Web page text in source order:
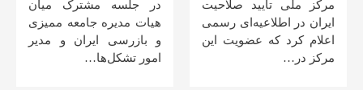
مرکز ملی تایید صلاحیت
ایران در اطلاعیه‌ای رسمی
اعلام کرد که عضویت این
مرکز در…
در جلسه مشترک میان
هیات مدیره جامعه ممیزی
و بازرسی ایران و مدیر
امور تشکل‌ها…